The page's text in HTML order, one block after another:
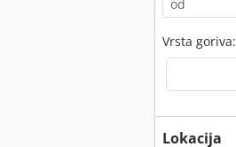
Vrsta goriva:
Lokacija